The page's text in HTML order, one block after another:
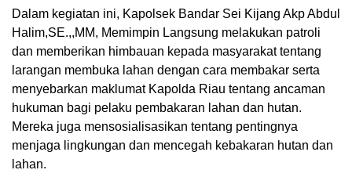
Dalam kegiatan ini, Kapolsek Bandar Sei Kijang Akp Abdul
Halim,SE.,,MM, Memimpin Langsung melakukan patroli
dan memberikan himbauan kepada masyarakat tentang
larangan membuka lahan dengan cara membakar serta
menyebarkan maklumat Kapolda Riau tentang ancaman
hukuman bagi pelaku pembakaran lahan dan hutan.
Mereka juga mensosialisasikan tentang pentingnya
menjaga lingkungan dan mencegah kebakaran hutan dan
lahan.